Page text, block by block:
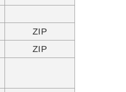
ZIP
ZIP